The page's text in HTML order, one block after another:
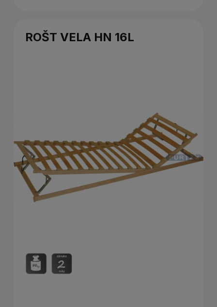
ROŠT VELA HN 16L